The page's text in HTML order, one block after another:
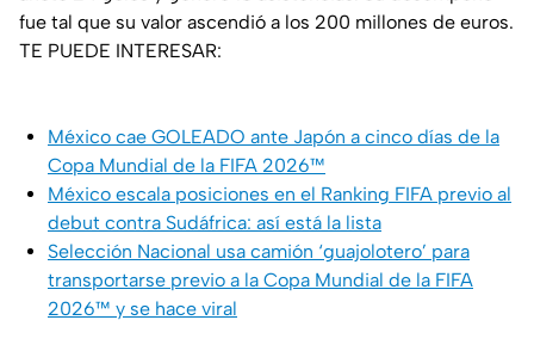
fue tal que su valor ascendió a los 200 millones de euros.
TE PUEDE INTERESAR:
México cae GOLEADO ante Japón a cinco días de la
Copa Mundial de la FIFA 2026™
México escala posiciones en el Ranking FIFA previo al
debut contra Sudáfrica: así está la lista
Selección Nacional usa camión ‘guajolotero’ para
transportarse previo a la Copa Mundial de la FIFA
2026™ y se hace viral